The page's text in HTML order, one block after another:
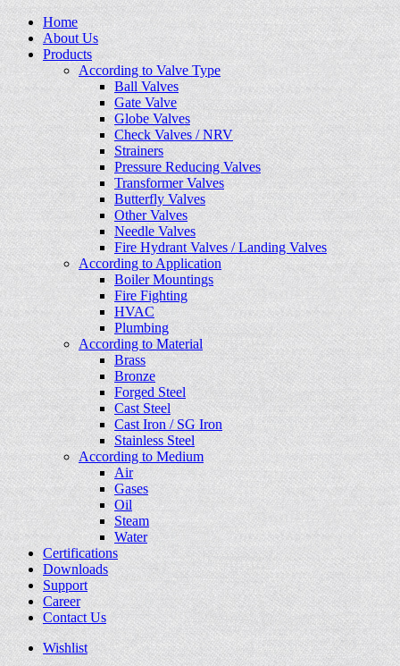
Home
About Us
Products
According to Valve Type
Ball Valves
Gate Valve
Globe Valves
Check Valves / NRV
Strainers
Pressure Reducing Valves
Transformer Valves
Butterfly Valves
Other Valves
Needle Valves
Fire Hydrant Valves / Landing Valves
According to Application
Boiler Mountings
Fire Fighting
HVAC
Plumbing
According to Material
Brass
Bronze
Forged Steel
Cast Steel
Cast Iron / SG Iron
Stainless Steel
According to Medium
Air
Gases
Oil
Steam
Water
Certifications
Downloads
Support
Career
Contact Us
Wishlist